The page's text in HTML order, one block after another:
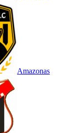
Amazonas